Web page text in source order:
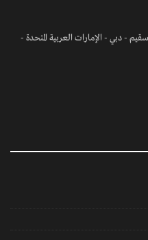
- دبي - الإمارات العربية المتحدة -